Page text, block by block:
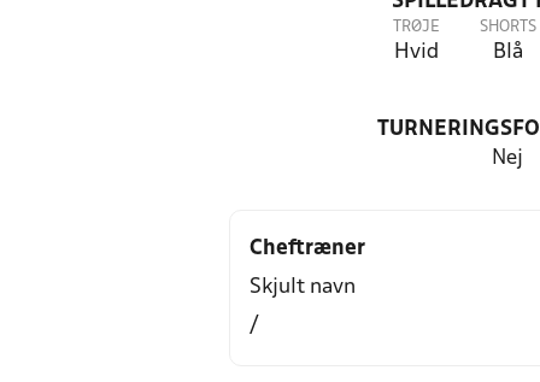
TRØJE
Hvid
SHORTS
Blå
Nej
Cheftræner
Skjult navn
/